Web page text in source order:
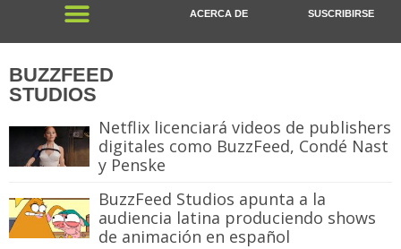
ACERCA DE SUSCRIBIRSE
BUZZFEED
STUDIOS
Netflix licenciará videos de publishers
digitales como BuzzFeed, Condé Nast
y Penske
BuzzFeed Studios apunta a la
audiencia latina produciendo shows
de animación en español